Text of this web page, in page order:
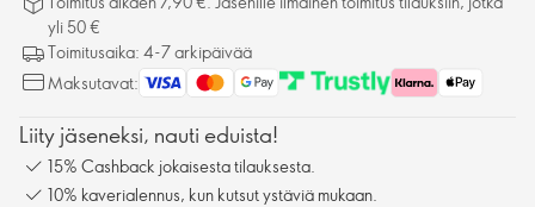
yli 50 €
Toimitusaika: 4-7 arkipäivää
Maksutavat:
Liity jäseneksi, nauti eduista!
15% Cashback jokaisesta tilauksesta.
10% kaverialennus, kun kutsut ystäviä mukaan.